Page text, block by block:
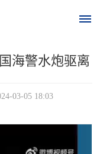
海警水炮驱离
03-05 18:03